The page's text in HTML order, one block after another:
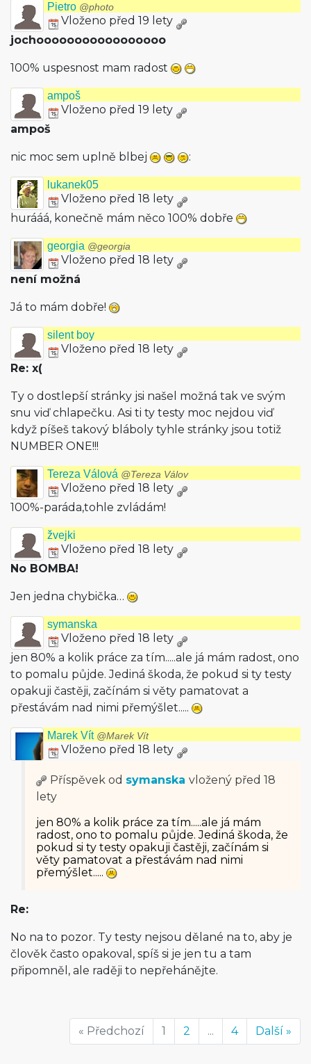
Pietro @photo
Vloženo před 19 lety
jochooooooooo­oooooooo
100% uspesnost mam radost
ampoš
Vloženo před 19 lety
ampoš
nic moc sem uplně blbej :
lukanek05
Vloženo před 18 lety
hurááá, konečně mám něco 100% dobře
georgia @georgia
Vloženo před 18 lety
není možná
Já to mám dobře!
silent boy
Vloženo před 18 lety
Re: x(
Ty o dostlepší stránky jsi našel možná tak ve svým
snu viď chlapečku. Asi ti ty testy moc nejdou viď
když píšeš takový bláboly tyhle stránky jsou totiž
NUMBER ONE!!!
Tereza Válová @Tereza Válov
Vloženo před 18 lety
100%-paráda,tohle zvládám!
žvejki
Vloženo před 18 lety
No BOMBA!
Jen jedna chybička…
symanska
Vloženo před 18 lety
jen 80% a kolik práce za tím.....ale já mám radost, ono
to pomalu půjde. Jediná škoda, že pokud si ty testy
opakuji častěji, začínám si věty pamatovat a
přestávám nad nimi přemýšlet.....
Marek Vít @Marek Vít
Vloženo před 18 lety
Příspěvek od symanska vložený před 18
lety
jen 80% a kolik práce za tím.....ale já mám
radost, ono to pomalu půjde. Jediná škoda, že
pokud si ty testy opakuji častěji, začínám si
věty pamatovat a přestávám nad nimi
přemýšlet.....
Re:
No na to pozor. Ty testy nejsou dělané na to, aby je
člověk často opakoval, spíš si je jen tu a tam
připomněl, ale raději to nepřehánějte.
« Předchozí 1 2 ... 4 Další »